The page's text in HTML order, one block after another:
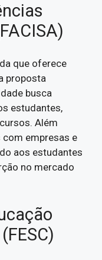
que oferece
proposta
busca
estudantes,
Além
com empresas e
aos estudantes
no mercado